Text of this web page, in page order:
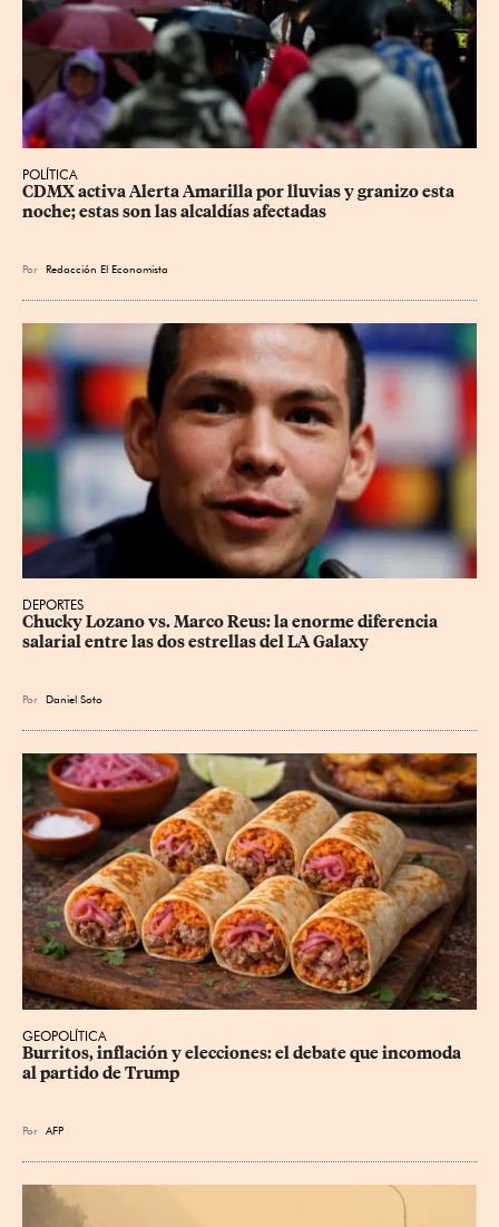
POLÍTICA
CDMX activa Alerta Amarilla por lluvias y granizo esta
noche; estas son las alcaldías afectadas
Por Redacción El Economista
DEPORTES
Chucky Lozano vs. Marco Reus: la enorme diferencia
salarial entre las dos estrellas del LA Galaxy
Por Daniel Soto
GEOPOLÍTICA
Burritos, inflación y elecciones: el debate que incomoda
al partido de Trump
Por AFP